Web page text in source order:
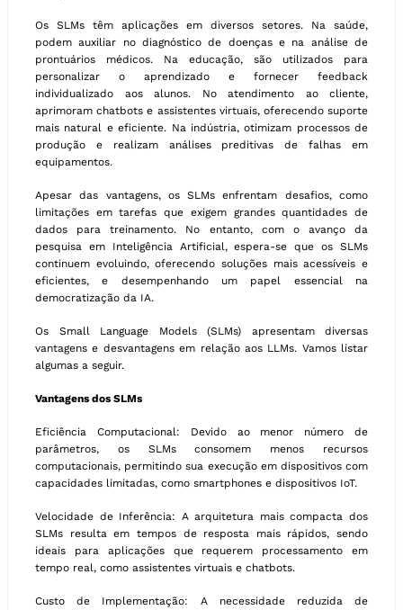
Os SLMs têm aplicações em diversos setores. Na saúde,
podem auxiliar no diagnóstico de doenças e na análise de
prontuários médicos. Na educação, são utilizados para
personalizar o aprendizado e fornecer feedback
individualizado aos alunos. No atendimento ao cliente,
aprimoram chatbots e assistentes virtuais, oferecendo suporte
mais natural e eficiente. Na indústria, otimizam processos de
produção e realizam análises preditivas de falhas em
equipamentos.
Apesar das vantagens, os SLMs enfrentam desafios, como
limitações em tarefas que exigem grandes quantidades de
dados para treinamento. No entanto, com o avanço da
pesquisa em Inteligência Artificial, espera-se que os SLMs
continuem evoluindo, oferecendo soluções mais acessíveis e
eficientes, e desempenhando um papel essencial na
democratização da IA.
Os Small Language Models (SLMs) apresentam diversas
vantagens e desvantagens em relação aos LLMs. Vamos listar
algumas a seguir.
Vantagens dos SLMs
Eficiência Computacional: Devido ao menor número de
parâmetros, os SLMs consomem menos recursos
computacionais, permitindo sua execução em dispositivos com
capacidades limitadas, como smartphones e dispositivos IoT.
Velocidade de Inferência: A arquitetura mais compacta dos
SLMs resulta em tempos de resposta mais rápidos, sendo
ideais para aplicações que requerem processamento em
tempo real, como assistentes virtuais e chatbots.
Custo de Implementação: A necessidade reduzida de